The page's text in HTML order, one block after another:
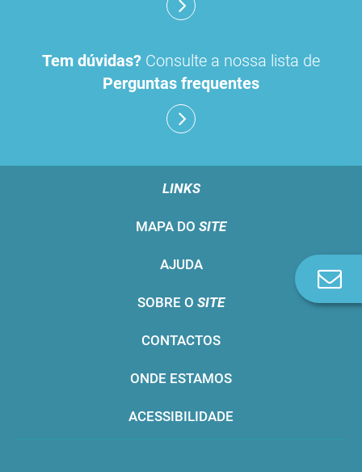
Tem dúvidas? Consulte a nossa lista de
Perguntas frequentes
LINKS
MAPA DO SITE
AJUDA
SOBRE O SITE
CONTACTOS
ONDE ESTAMOS
ACESSIBILIDADE